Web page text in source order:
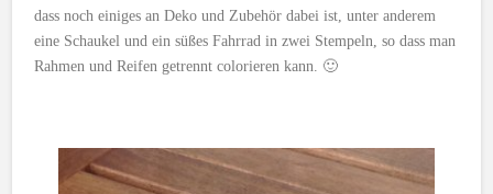
dass noch einiges an Deko und Zubehör dabei ist, unter anderem
eine Schaukel und ein süßes Fahrrad in zwei Stempeln, so dass man
Rahmen und Reifen getrennt colorieren kann. 🙂